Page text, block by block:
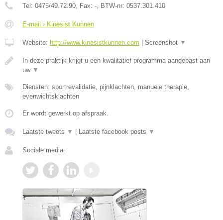
Tel: 0475/49.72.90 , Fax: - , BTW-nr: 0537.301.410
E-mail › Kinesist Kunnen
Website: http://www.kinesistkunnen.com Screenshot ▼
In deze praktijk krijgt u een kwalitatief programma aangepast aan
uw ▼
Diensten: sportrevalidatie, pijnklachten, manuele therapie,
evenwichtsklachten
Er wordt gewerkt op afspraak.
Laatste tweets ▼ Laatste facebook posts ▼
Sociale media: